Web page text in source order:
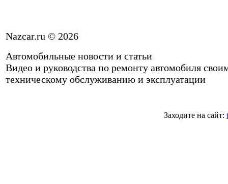
Nazcar.ru © 2026
Автомобильные новости и статьи
Видео и руководства по ремонту автомобиля
техническому обслуживанию и эксплуатации
Заходите на сайт: